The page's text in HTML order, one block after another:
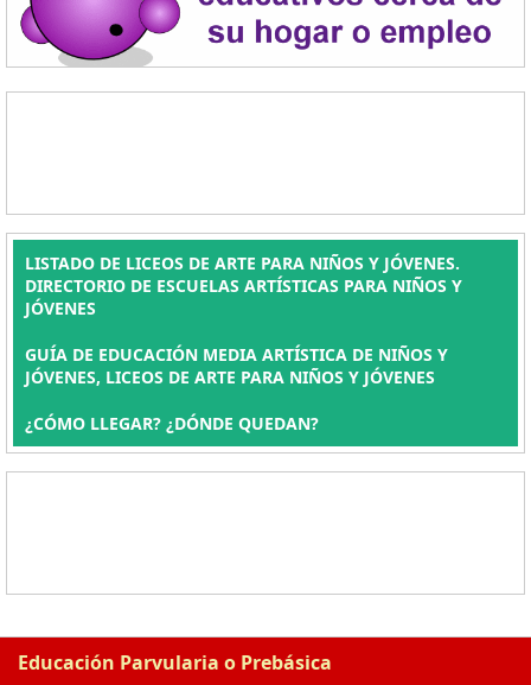
LISTADO DE LICEOS DE ARTE PARA NIÑOS Y JÓVENES.
DIRECTORIO DE ESCUELAS ARTÍSTICAS PARA NIÑOS Y
JÓVENES
GUÍA DE EDUCACIÓN MEDIA ARTÍSTICA DE NIÑOS Y
JÓVENES, LICEOS DE ARTE PARA NIÑOS Y JÓVENES
¿CÓMO LLEGAR? ¿DÓNDE QUEDAN?
Educación Parvularia o Prebásica